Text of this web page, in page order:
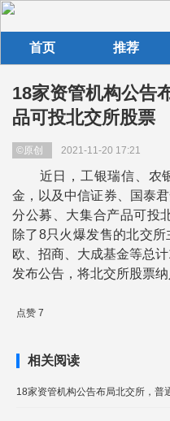
首页 推荐
18家资管机构公告
品可投北交所股票
©原创 2021-11-20 17:21
近日，工银瑞信、农银
金，以及中信证券、国泰
分公募、大集合产品可投
除了8只火爆发售的北交
欧、招商、大成基金等总
发布公告，将北交所股票
点赞 7
相关阅读
18家资管机构公告布局北交所，普